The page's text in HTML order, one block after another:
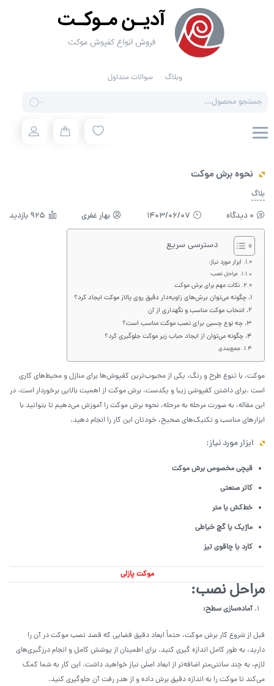
وبلاگ سوالات متداول
search
نحوه برش موکت
بلاگ
0 دیدگاه 1403/06/07 بهار غفری 925 بازدید
دسترسی سریع
ابزار مورد نیاز:
مراحل نصب:
نکات مهم برای برش موکت
چگونه می‌توان برش‌های زاویه‌دار دقیق روی پالاز موکت ایجاد کرد؟
انتخاب موکت مناسب و نگهداری از آن
چه نوع چسبی برای نصب موکت مناسب است؟
چگونه می‌توان از ایجاد حباب زیر موکت جلوگیری کرد؟
جمع‌بندی
موکت، با تنوع طرح و رنگ، یکی از محبوب‌ترین کفپوش‌ها برای منازل و محیط‌های کاری
است .برای داشتن کفپوشی زیبا و یکدست، برش موکت از اهمیت بالایی برخوردار است. در
این مقاله، به صورت مرحله به مرحله، نحوه برش موکت را آموزش می‌دهیم تا بتوانید با
ابزارهای مناسب و تکنیک‌های صحیح، خودتان این کار را انجام دهید.
ابزار مورد نیاز:
قیچی مخصوص برش موکت
کاتر صنعتی
خط‌کش یا متر
ماژیک یا گچ خیاطی
کارد یا چاقوی تیز
موکت پازلی
مراحل نصب:
آماده‌سازی سطح:
قبل از شروع کار برش موکت، حتماً ابعاد دقیق فضایی که قصد نصب موکت در آن را
دارید، به طور کامل اندازه گیری کنید. برای اطمینان از پوشش کامل و انجام درزگیری‌های
لازم، به چند سانتی‌متر اضافه‌تر از ابعاد اصلی نیاز خواهید داشت. این کار به شما کمک
می‌کند تا موکت را به اندازه دقیق برش داده و از هدر رفت آن جلوگیری کنید.